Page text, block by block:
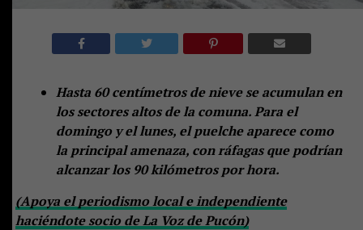
Hasta 60 centímetros de nieve se acumulan en
los sectores altos de la comuna. Para el
domingo y el lunes, el puelche aparece como
la principal amenaza, con ráfagas que podrían
alcanzar los 90 kilómetros por hora.
(Apoya el periodismo local e independiente
haciéndote socio de La Voz de Pucón)